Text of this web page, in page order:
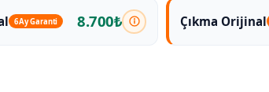
6 Ay Garanti 8.700₺ Çıkma Orijinal